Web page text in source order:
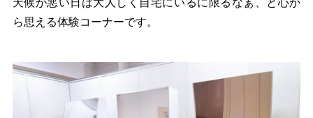
ら思える体験コーナーです。